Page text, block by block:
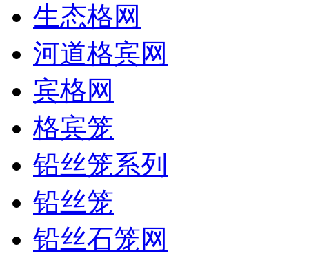
生态格网
河道格宾网
宾格网
格宾笼
铅丝笼系列
铅丝笼
铅丝石笼网